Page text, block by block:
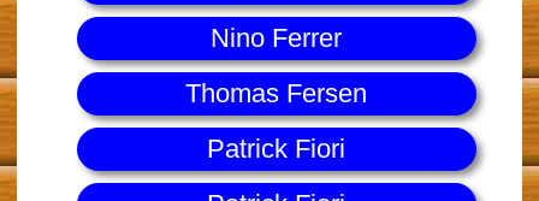
Nino Ferrer
Thomas Fersen
Patrick Fiori